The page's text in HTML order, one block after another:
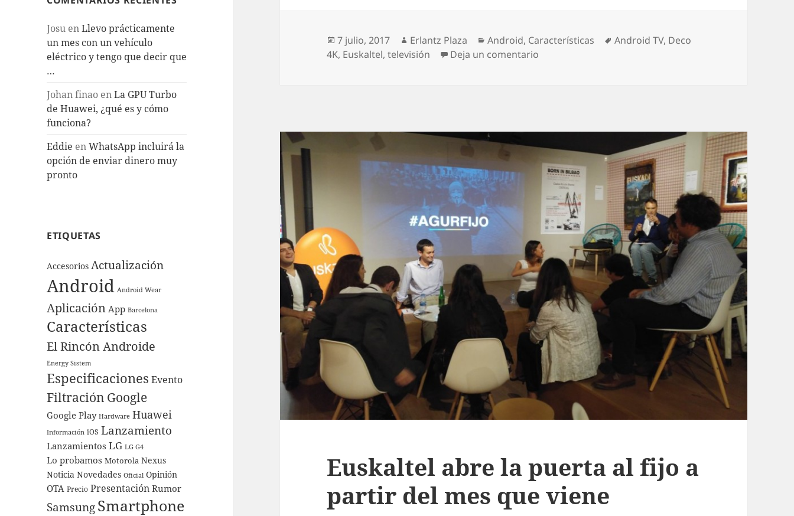
Josu enLlevo prácticamente
un mes con un vehículo
eléctrico y tengo que decir que
…
Johan finao enLa GPU Turbo
de Huawei, ¿qué es y cómo
funciona?
Eddie enWhatsApp incluirá la
opción de enviar dinero muy
pronto
ETIQUETAS
Accesorios Actualización
Android Android Wear
Aplicación App Barcelona
Características
El Rincón Androide
Energy Sistem
Especificaciones Evento
Filtración Google
Google Play Hardware Huawei
Información iOS Lanzamiento
Lanzamientos LG LG G4
Lo probamos Motorola Nexus
Noticia Novedades Oficial Opinión
OTA Precio Presentación Rumor
SamsungSmartphone
Publicado
el
7 julio, 2017 Autor
Erlantz Plaza Categorías
Android, Características Etiquetas
Android TV, Deco
4K, Euskaltel,televisión Deja un comentario
Euskaltel abre la puerta al fijo a
partir del mes que viene